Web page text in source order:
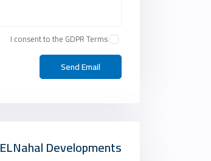
I consent to the GDPR Terms
ELNahal Developments